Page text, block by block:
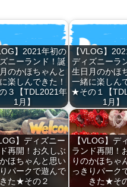
】2021年初の
ニーランド！誕
のかほちゃんと
楽しんできた！
３【TDL2021年
1月】
【VLOG】
ディズニーラ
生日月のかほ
一緒に楽しん
★その１【
1月】
】ディズニー
再開！お久しぶ
ほちゃんと思い
パークで遊んで
きた★その２
【VLOG】デ
ランド再開！
りのかほちゃ
っきりパーク
きた★そ